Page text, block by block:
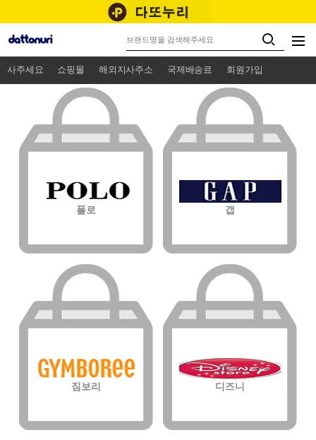
사주세요 쇼핑몰 해외지사주소 국제배송료 회원가입
폴로 갭
짐보리 디즈니